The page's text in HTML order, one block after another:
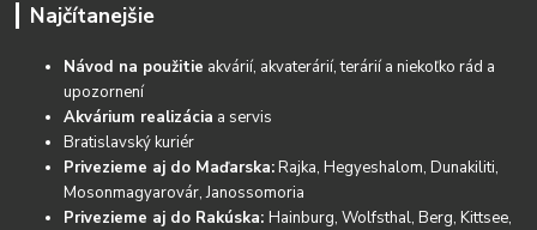
Najčítanejšie
Návod na použitie akvárií, akvaterárií, terárií a niekoľko rád a
upozornení
Akvárium realizácia a servis
Bratislavský kuriér
Privezieme aj do Maďarska:Rajka, Hegyeshalom, Dunakiliti,
Mosonmagyarovár, Janossomoria
Privezieme aj do Rakúska:Hainburg, Wolfsthal, Berg, Kittsee,